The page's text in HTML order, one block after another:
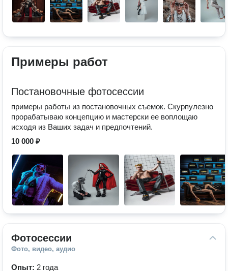
Примеры работ
Постановочные фотосессии
примеры работы из постановочных съемок. Скурпулезно
прорабатываю концепцию и мастерски ее воплощаю
исходя из Ваших задач и предпочтений.
10 000 ₽
Фотосессии
Фото, видео, аудио
Опыт: 2 года